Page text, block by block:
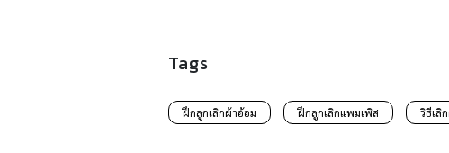
Tags
ฝึกลูกเลิกผ้าอ้อม ฝึกลูกเลิกแพมเพิส วิธีเลิ